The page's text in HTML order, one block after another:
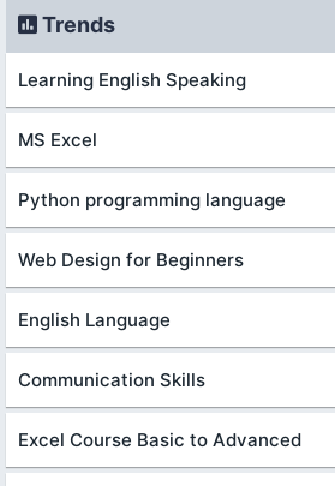
Trends
Learning English Speaking
MS Excel
Python programming language
Web Design for Beginners
English Language
Communication Skills
Excel Course Basic to Advanced